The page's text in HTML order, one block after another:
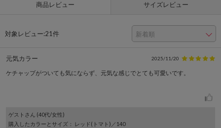
商品レビュー サイズレビュー
対象レビュー:21件
元気カラー 2025/11/20
ケチャップがついても気にならず、元気な感じでとても可愛いです。
ゲスト さん (40代/女性)
購入したカラーとサイズ ： レッド(トマト)／140